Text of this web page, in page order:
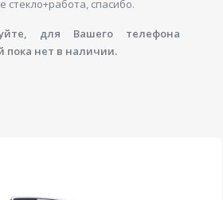
стекло+работа, спасибо.
для Вашего телефона
пока нет в наличии.